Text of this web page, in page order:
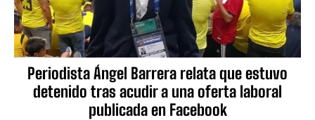
Periodista Ángel Barrera relata que estuvo
detenido tras acudir a una oferta laboral
publicada en Facebook